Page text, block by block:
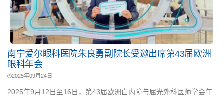
南宁爱尔眼科医院朱良勇副院长受邀出席第43届欧洲
眼科年会
2025年09月24日
2025年9月12日至16日，第43届欧洲白内障与屈光外科医师学会年